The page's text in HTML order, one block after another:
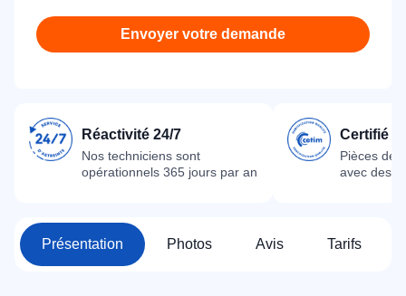
Envoyer votre demande
Réactivité 24/7
Nos techniciens sont
opérationnels 365 jours par an
Certifié
Pièces
avec des
Présentation Photos Avis Tarifs